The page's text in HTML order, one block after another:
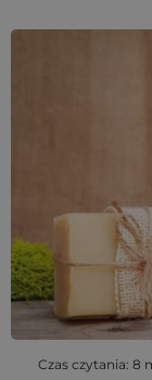
Czas czytania: 8